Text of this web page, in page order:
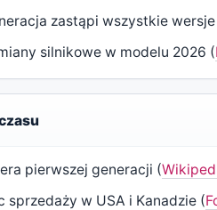
zastąpi wszystkie
silnikowe w modelu 2026 (
pierwszej generacji (
sprzedaży w USA i Kanadzie (